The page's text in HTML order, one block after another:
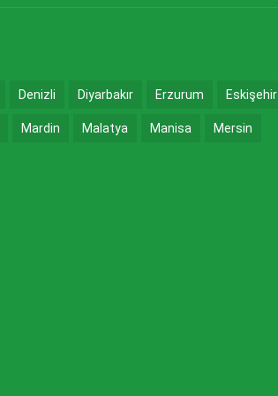
Denizli Diyarbakır Erzurum Eskişehir
Mardin Malatya Manisa Mersin